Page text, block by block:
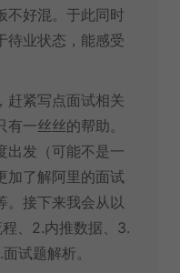
不好混。于此同时
待业状态，能感受
赶紧写点面试相关
一丝丝的帮助。
出发（可能不是一
加了解阿里的面试
。接下来我会从以
、2.内推数据、3.
试题解析。